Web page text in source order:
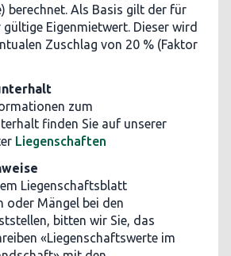
berechnet. Als Basis gilt der für
Eigenmietwert. Dieser wird
Zuschlag von 20 % (Faktor
zum
finden Sie auf unserer
Liegenschaften
Liegenschaftsblatt
oder Mängel bei den
bitten wir Sie, das
«Liegenschaftswerte im